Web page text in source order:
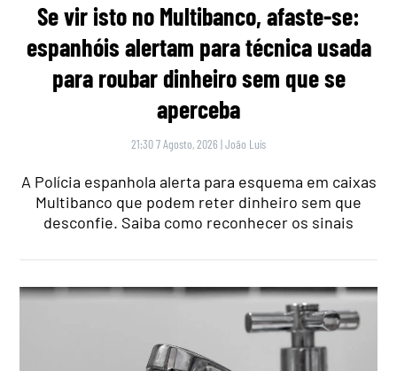
Se vir isto no Multibanco, afaste-se:
espanhóis alertam para técnica usada
para roubar dinheiro sem que se
aperceba
21:30 7 Agosto, 2026 |João Luís
A Polícia espanhola alerta para esquema em caixas
Multibanco que podem reter dinheiro sem que
desconfie. Saiba como reconhecer os sinais